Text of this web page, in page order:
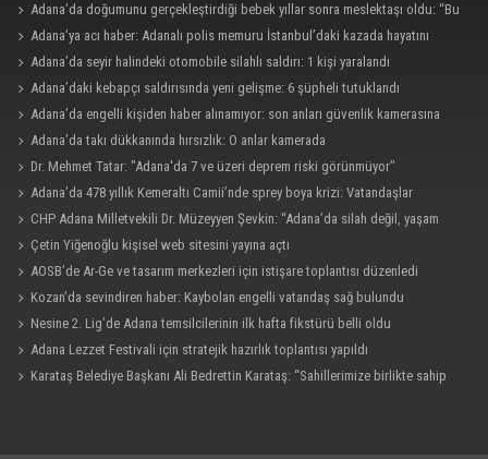
Adana’da doğumunu gerçekleştirdiği bebek yıllar sonra meslektaşı oldu: “Bu
çok gurur verici”
Adana’ya acı haber: Adanalı polis memuru İstanbul’daki kazada hayatını
kaybetti
Adana’da seyir halindeki otomobile silahlı saldırı: 1 kişi yaralandı
Adana’daki kebapçı saldırısında yeni gelişme: 6 şüpheli tutuklandı
Adana’da engelli kişiden haber alınamıyor: son anları güvenlik kamerasına
yansıdı.
Adana’da takı dükkanında hırsızlık: O anlar kamerada
Dr. Mehmet Tatar: "Adana'da 7 ve üzeri deprem riski görünmüyor"
Adana’da 478 yıllık Kemeraltı Camii’nde sprey boya krizi: Vatandaşlar
denetimlerin artırılmasını istedi
CHP Adana Milletvekili Dr. Müzeyyen Şevkin: “Adana’da silah değil, yaşam
hakkı korunmalı”
Çetin Yiğenoğlu kişisel web sitesini yayına açtı
AOSB’de Ar-Ge ve tasarım merkezleri için istişare toplantısı düzenledi
Kozan’da sevindiren haber: Kaybolan engelli vatandaş sağ bulundu
Nesine 2. Lig’de Adana temsilcilerinin ilk hafta fikstürü belli oldu
Adana Lezzet Festivali için stratejik hazırlık toplantısı yapıldı
Karataş Belediye Başkanı Ali Bedrettin Karataş: “Sahillerimize birlikte sahip